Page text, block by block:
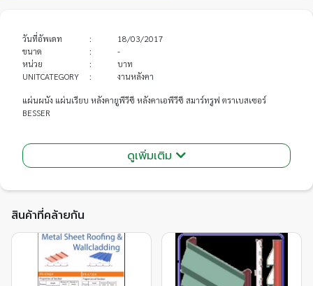
วันที่อัพเดท :
18/03/2017
ขนาด
:
-
หน่วย
:
บาท
UNITCATEGORY
: งานหลังคา
แผ่นผนัง แผ่นเรียบ หลังคายูพีวีซี หลังคาเอพีวีซี สมาร์ทรูฟ ตราเบสเซอร์
BESSER
ดูเพิ่มเติม
สินค้าที่คล้ายกัน